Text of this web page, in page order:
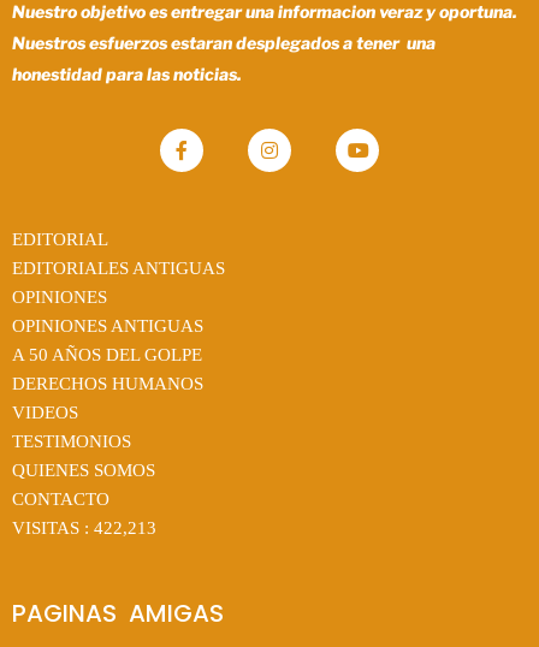
Nuestro objetivo es entregar una informacion veraz y oportuna.
Nuestros esfuerzos estaran desplegados a tener una
honestidad para las noticias.
EDITORIAL
EDITORIALES ANTIGUAS
OPINIONES
OPINIONES ANTIGUAS
A 50 AÑOS DEL GOLPE
DERECHOS HUMANOS
VIDEOS
TESTIMONIOS
QUIENES SOMOS
CONTACTO
VISITAS : 422,213
PAGINAS  AMIGAS